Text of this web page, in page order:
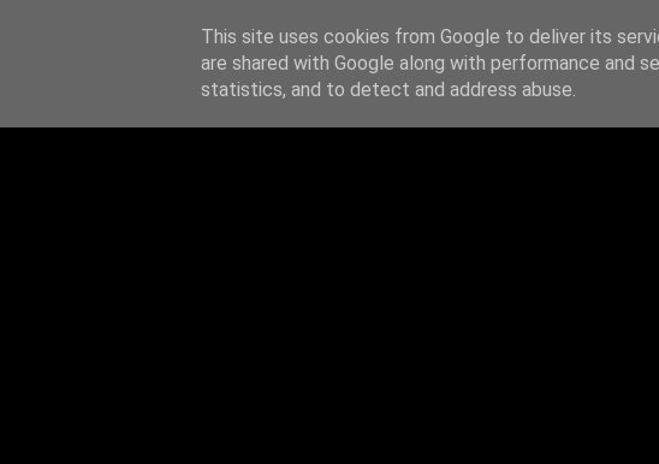
Z notatnika O MNIE
This site uses cookies from Google to deliver its
are shared with Google along with performance and
statistics, and to detect and address abuse.